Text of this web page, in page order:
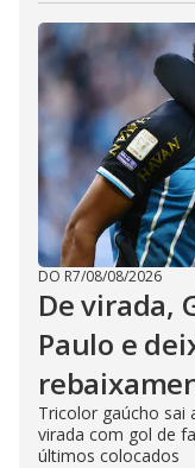
DO R7/08/08/2026
De virada,
Paulo e
Tricolor gaúcho sai
virada com gol de
últimos colocados